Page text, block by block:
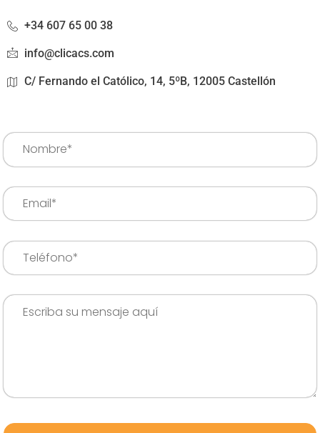
+34 607 65 00 38
info@clicacs.com
C/ Fernando el Católico, 14, 5ºB, 12005 Castellón